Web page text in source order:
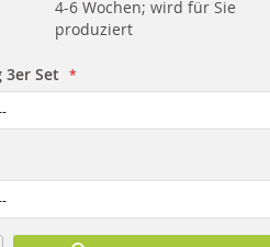
4-6 Wochen; wird für Sie
produziert
Set